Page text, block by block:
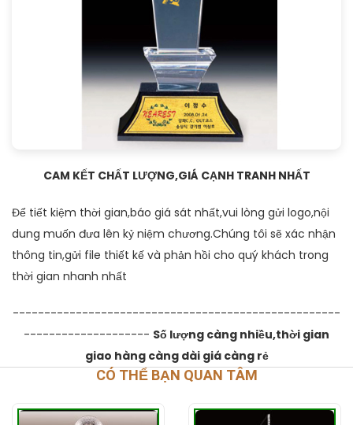
CAM KẾT CHẤT LƯỢNG,GIÁ CẠNH TRANH NHẤT
Để tiết kiệm thời gian,báo giá sát nhất,vui lòng gửi logo,nội
dung muốn đưa lên kỷ niệm chương.Chúng tôi sẽ xác nhận
thông tin,gửi file thiết kế và phản hồi cho quý khách trong
thời gian nhanh nhất
----------------------------------------------------
-------------------- Số lượng càng nhiều,thời gian
giao hàng càng dài giá càng rẻ
CÓ THỂ BẠN QUAN TÂM